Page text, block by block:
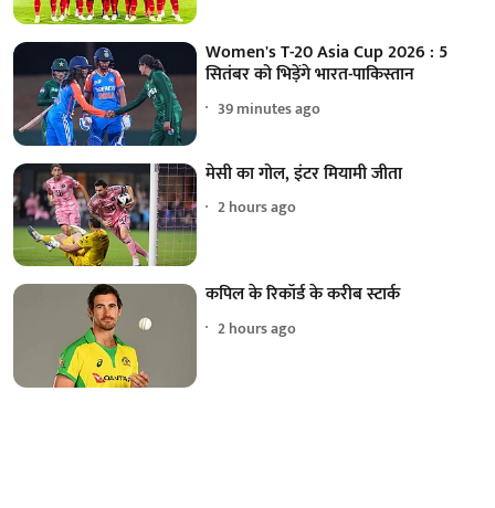
Women's T-20 Asia Cup 2026 : 5
सितंबर को भिड़ेंगे भारत-पाकिस्तान
39 minutes ago
मेसी का गोल, इंटर मियामी जीता
2 hours ago
कपिल के रिकॉर्ड के करीब स्टार्क
2 hours ago